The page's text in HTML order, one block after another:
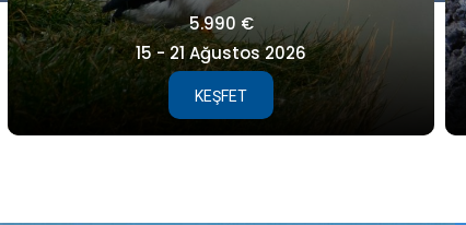
8.995 €
25 Ağustos - 04 Eylül 2027
KEŞFET